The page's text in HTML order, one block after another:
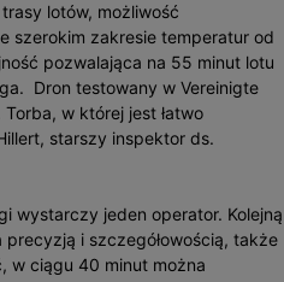
lotów, możliwość
szerokim zakresie temperatur od
pozwalająca na 55 minut lotu
Dron testowany w Vereinigte
w której jest łatwo
starszy inspektor ds.
wystarczy jeden operator. Kolejną
precyzją i szczegółowością, także
w ciągu 40 minut można